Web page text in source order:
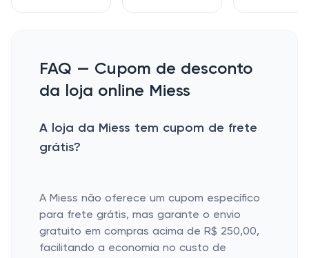
FAQ — Cupom de desconto
da loja online Miess
A loja da Miess tem cupom de frete
grátis?
A Miess não oferece um cupom específico
para frete grátis, mas garante o envio
gratuito em compras acima de R$ 250,00,
facilitando a economia no custo de